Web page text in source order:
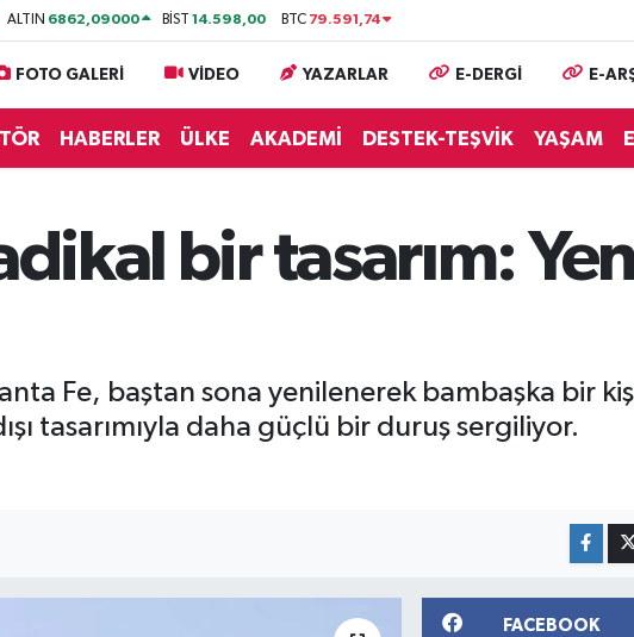
ALTIN 6862,09000 BİST14.598,00 BTC 79.591,74
FOTO GALERİ VİDEO YAZARLAR E-DERGİ E-
HABERLER ÜLKE AKADEMİ DESTEK-TEŞVİK YAŞAM
bir tasarım:
Fe, baştan sona yenilenerek bambaşka bir
tasarımıyla daha güçlü bir duruş sergiliyor.
FACEBOOK